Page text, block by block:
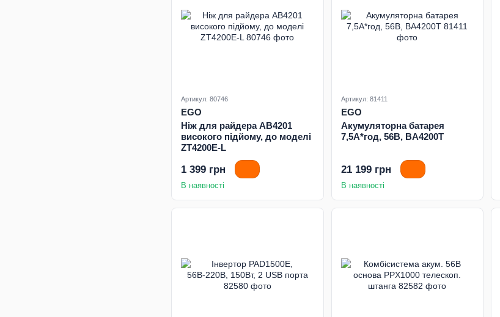
Артикул: 80746
EGO
Ніж для райдера AB4201
високого підйому, до моделі
ZT4200E-L
1 399 грн
В наявності
Артикул: 81411
EGO
Акумуляторна батарея
7,5А*год, 56В, BA4200T
21 199 грн
В наявності